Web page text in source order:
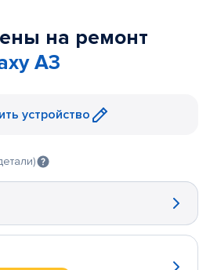
на ремонт
A3
устройство